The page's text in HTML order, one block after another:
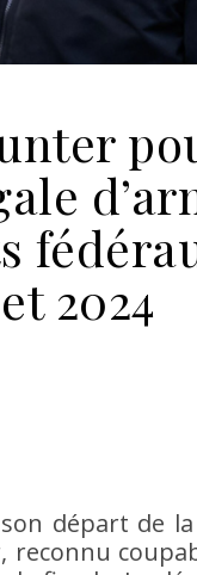
2024
départ de
reconnu